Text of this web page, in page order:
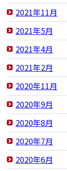
2021年11月
2021年5月
2021年4月
2021年2月
2020年11月
2020年9月
2020年8月
2020年7月
2020年6月